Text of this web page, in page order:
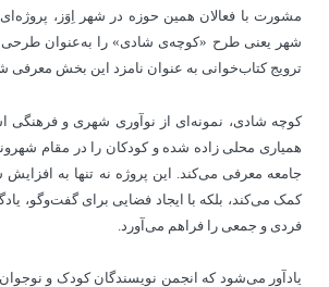
مشورت با فعالان همین حوزه در شهر اِوَز، پروژه‌ای
شهر یعنی طرح «کوچه‌ی شادی» را به‌عنوان طرحی
ترویج کتاب‌خوانی به عنوان نامزد این بخش معرفی
کوچه شادی، نمونه‌ای از نوآوری شهری و فرهنگی
همیاری محلی زاده شده و کودکان را در مقام
جامعه معرفی می‌کند. این پروژه نه تنها به
کمک می‌کند، بلکه با ایجاد فضایی برای گفت‌وگو،
فردی و جمعی را فراهم می‌آورد.
یادآور می‏‌شود که انجمن نویسندگان کودک و